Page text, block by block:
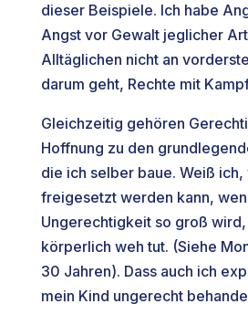
dieser Beispiele. Ich habe
Angst vor Gewalt jeglicher
Alltäglichen nicht an
darum geht, Rechte mit
Gleichzeitig gehören
Hoffnung zu den
die ich selber baue. Weiß
freigesetzt werden kann,
Ungerechtigkeit so groß wird,
körperlich weh tut. (Siehe
30 Jahren). Dass auch ich
mein Kind ungerecht